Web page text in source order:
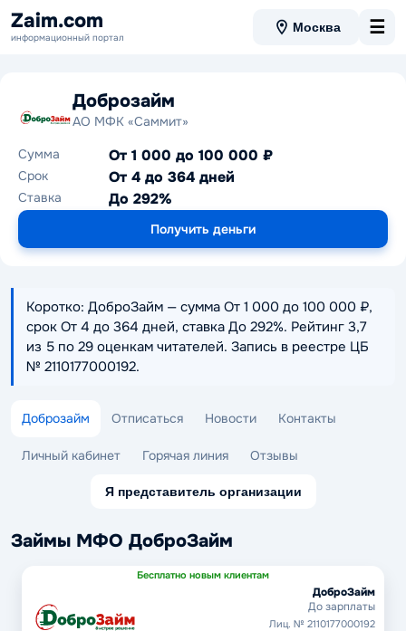
Zaim.com
информационный портал
Москва ☰
Доброзайм
АО МФК «Саммит»
Сумма
От 1 000 до 100 000 ₽
Срок От 4 до 364 дней
Ставка До 292%
Получить деньги
Коротко: ДоброЗайм — сумма От 1 000 до 100 000 ₽,
срок От 4 до 364 дней, ставка До 292%. Рейтинг 3,7
из 5 по 29 оценкам читателей. Запись в реестре ЦБ
№ 2110177000192.
Доброзайм Отписаться Новости Контакты
Личный кабинет Горячая линия Отзывы
Я представитель организации
Займы МФО ДоброЗайм
Бесплатно новым клиентам
ДоброЗайм
До зарплаты
Лиц. № 2110177000192